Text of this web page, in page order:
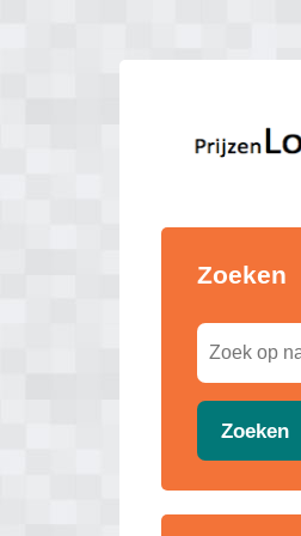
Zoeken
Zoeken